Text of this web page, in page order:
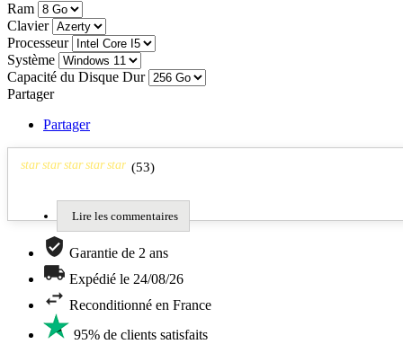
Ram
Clavier
Processeur
Système
Capacité du Disque Dur
Partager
Partager
star star star star star (53)
Lire les commentaires
Garantie de 2 ans
Expédié le 24/08/26
Reconditionné en France
95% de clients satisfaits